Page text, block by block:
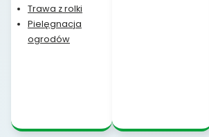
Trawa z rolki
Pielęgnacja
ogrodów